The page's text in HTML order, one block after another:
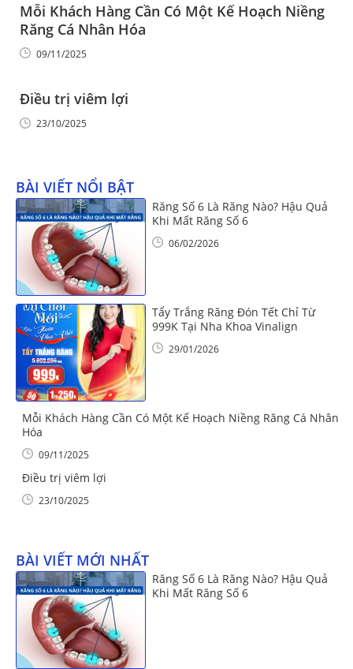
Mỗi Khách Hàng Cần Có Một Kế Hoạch Niềng
Răng Cá Nhân Hóa
09/11/2025
Điều trị viêm lợi
23/10/2025
BÀI VIẾT NỔI BẬT
Răng Số 6 Là Răng Nào? Hậu Quả
Khi Mất Răng Số 6
06/02/2026
Tẩy Trắng Răng Đón Tết Chỉ Từ
999K Tại Nha Khoa Vinalign
29/01/2026
Mỗi Khách Hàng Cần Có Một Kế Hoạch Niềng Răng Cá Nhân
Hóa
09/11/2025
Điều trị viêm lợi
23/10/2025
BÀI VIẾT MỚI NHẤT
Răng Số 6 Là Răng Nào? Hậu Quả
Khi Mất Răng Số 6